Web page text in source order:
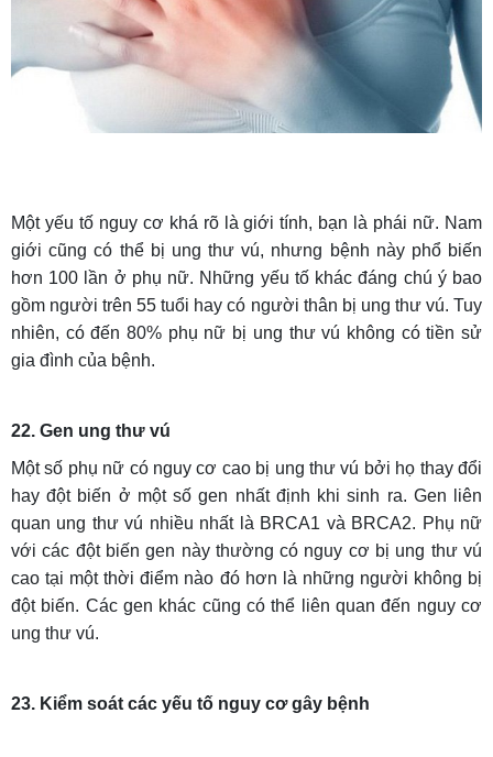
Một yếu tố nguy cơ khá rõ là giới tính, bạn là phái nữ. Nam
giới cũng có thể bị ung thư vú, nhưng bệnh này phổ biến
hơn 100 lần ở phụ nữ. Những yếu tố khác đáng chú ý bao
gồm người trên 55 tuổi hay có người thân bị ung thư vú. Tuy
nhiên, có đến 80% phụ nữ bị ung thư vú không có tiền sử
gia đình của bệnh.
22. Gen ung thư vú
Một số phụ nữ có nguy cơ cao bị ung thư vú bởi họ thay đổi
hay đột biến ở một số gen nhất định khi sinh ra. Gen liên
quan ung thư vú nhiều nhất là BRCA1 và BRCA2. Phụ nữ
với các đột biến gen này thường có nguy cơ bị ung thư vú
cao tại một thời điểm nào đó hơn là những người không bị
đột biến. Các gen khác cũng có thể liên quan đến nguy cơ
ung thư vú.
23. Kiểm soát các yếu tố nguy cơ gây bệnh